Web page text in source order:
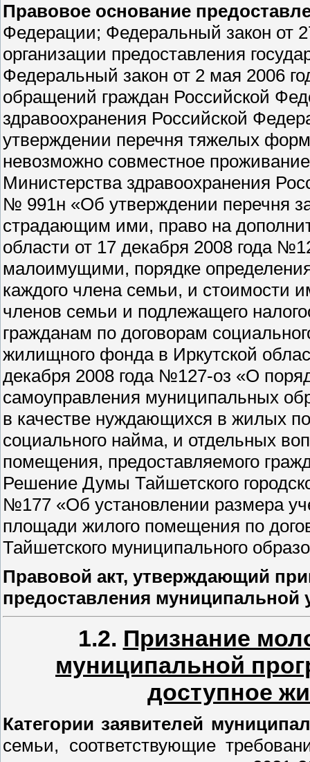
Правовое основание
Федерации; Федеральный закон
организации предоставления
Федеральный закон от 2 мая 2006
обращений граждан Российской
здравоохранения Российской
утверждении перечня тяжелых
невозможно совместное
Министерства здравоохранения
№ 991н «Об утверждении перечня
страдающим ими, право на
области от 17 декабря 2008 года
малоимущими, порядке
каждого члена семьи, и стоимости
членов семьи и подлежащего
гражданам по договорам
жилищного фонда в Иркутской
декабря 2008 года №127-оз «О
самоуправления муниципальных
в качестве нуждающихся в жилых
социального найма, и отдельных
помещения, предоставляемого
Решение Думы Тайшетского
№177 «Об установлении размера
площади жилого помещения по
Тайшетского муниципального
Правовой акт, утверждающий
предоставления муниципальной
1.2. Признание
муниципальной
доступное
Категории заявителей
семьи, соответствующие